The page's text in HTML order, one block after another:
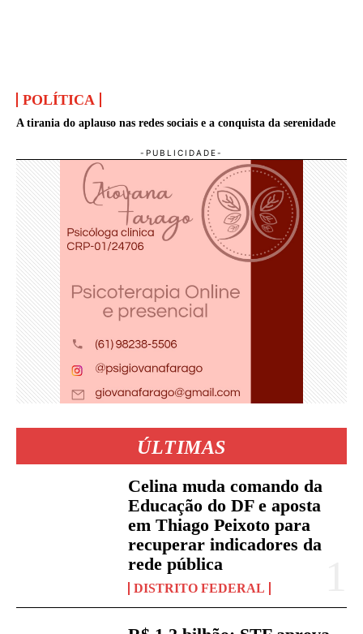
POLÍTICA
A tirania do aplauso nas redes sociais e a conquista da serenidade
ÚLTIMAS
Celina muda comando da
Educação do DF e aposta
em Thiago Peixoto para
recuperar indicadores da
rede pública
DISTRITO FEDERAL